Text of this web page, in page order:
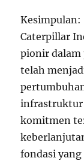
Kesimpulan:
Caterpillar
pionir dalam
telah
infrastruktur
komitmen
fondasi